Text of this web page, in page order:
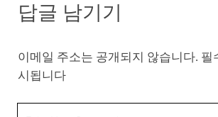
답글 남기기
이메일 주소는 공개되지 않습니다. 필
시됩니다